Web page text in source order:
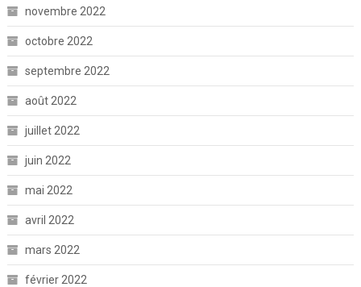
novembre 2022
octobre 2022
septembre 2022
août 2022
juillet 2022
juin 2022
mai 2022
avril 2022
mars 2022
février 2022